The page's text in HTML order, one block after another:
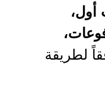
لطريقة